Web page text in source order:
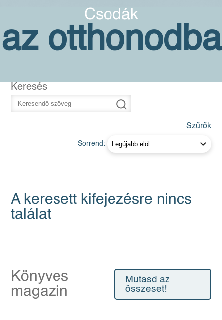
Csodák
az otthonodba
Keresés
Szűrők
Sorrend:
A keresett kifejezésre nincs
találat
Könyves
magazin
Mutasd az
összeset!